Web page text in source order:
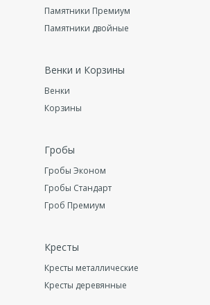
Памятники Премиум
Памятники двойные
Венки и Корзины
Венки
Корзины
Гробы
Гробы Эконом
Гробы Стандарт
Гроб Премиум
Кресты
Кресты металлические
Кресты деревянные